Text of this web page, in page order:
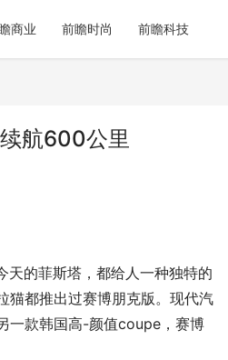
商业 前瞻时尚 前瞻科技
航600公里
天的菲斯塔，都给人一种独特的
猫都推出过赛博朋克版。现代汽
一款韩国高-颜值coupe，赛博